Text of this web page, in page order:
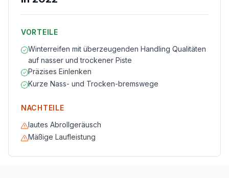
VORTEILE
Winterreifen mit überzeugenden Handling Qualitäten
auf nasser und trockener Piste
Präzises Einlenken
Kurze Nass- und Trocken-bremswege
NACHTEILE
lautes Abrollgeräusch
Mäßige Laufleistung